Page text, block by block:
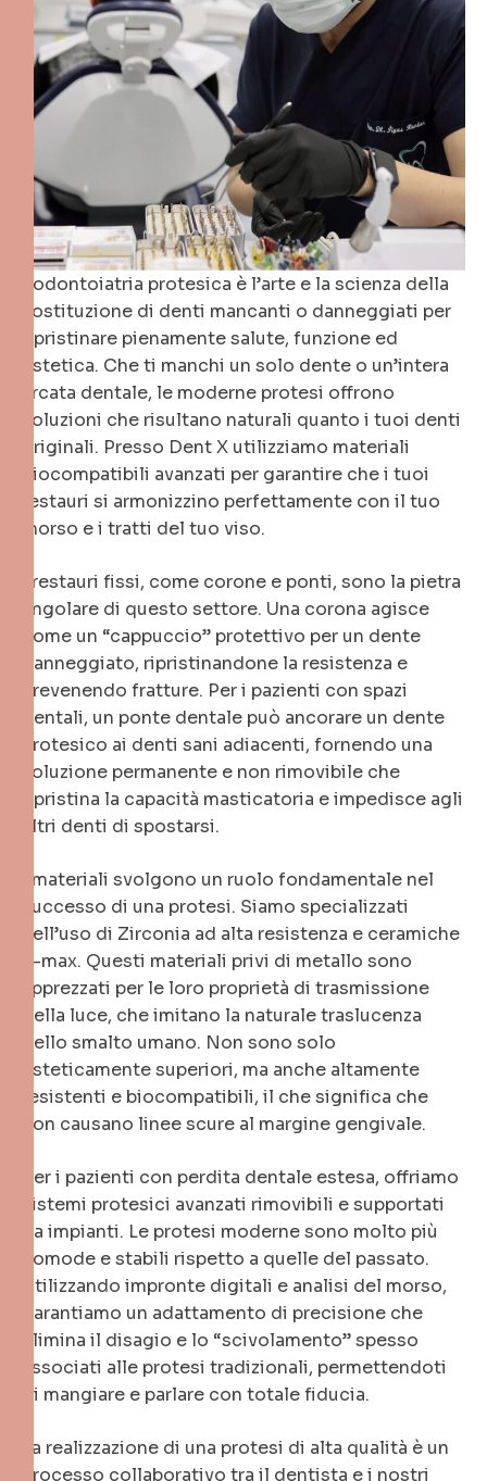
L’odontoiatria protesica è l’arte e la scienza della
sostituzione di denti mancanti o danneggiati per
ripristinare pienamente salute, funzione ed
estetica. Che ti manchi un solo dente o un’intera
arcata dentale, le moderne protesi offrono
soluzioni che risultano naturali quanto i tuoi denti
originali. Presso Dent X utilizziamo materiali
biocompatibili avanzati per garantire che i tuoi
restauri si armonizzino perfettamente con il tuo
morso e i tratti del tuo viso.
I restauri fissi, come corone e ponti, sono la pietra
angolare di questo settore. Una corona agisce
come un “cappuccio” protettivo per un dente
danneggiato, ripristinandone la resistenza e
prevenendo fratture. Per i pazienti con spazi
dentali, un ponte dentale può ancorare un dente
protesico ai denti sani adiacenti, fornendo una
soluzione permanente e non rimovibile che
ripristina la capacità masticatoria e impedisce agli
altri denti di spostarsi.
I materiali svolgono un ruolo fondamentale nel
successo di una protesi. Siamo specializzati
nell’uso di Zirconia ad alta resistenza e ceramiche
E-max. Questi materiali privi di metallo sono
apprezzati per le loro proprietà di trasmissione
della luce, che imitano la naturale traslucenza
dello smalto umano. Non sono solo
esteticamente superiori, ma anche altamente
resistenti e biocompatibili, il che significa che
non causano linee scure al margine gengivale.
Per i pazienti con perdita dentale estesa, offriamo
sistemi protesici avanzati rimovibili e supportati
da impianti. Le protesi moderne sono molto più
comode e stabili rispetto a quelle del passato.
Utilizzando impronte digitali e analisi del morso,
garantiamo un adattamento di precisione che
elimina il disagio e lo “scivolamento” spesso
associati alle protesi tradizionali, permettendoti
di mangiare e parlare con totale fiducia.
La realizzazione di una protesi di alta qualità è un
processo collaborativo tra il dentista e i nostri